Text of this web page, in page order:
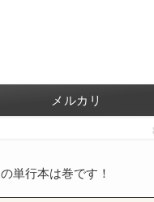
メルカリ
単行本は巻です！